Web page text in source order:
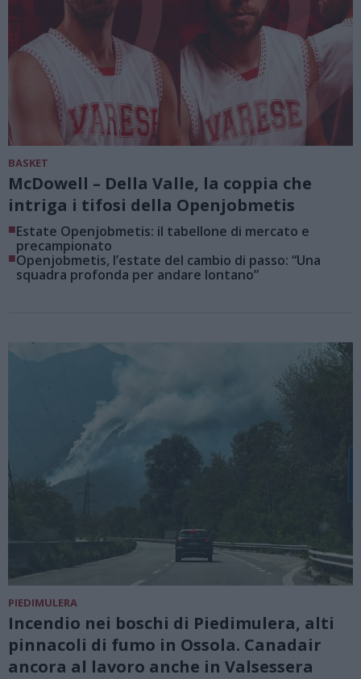
BASKET
McDowell – Della Valle, la coppia che
intriga i tifosi della Openjobmetis
■Estate Openjobmetis: il tabellone di mercato e
precampionato
■Openjobmetis, l’estate del cambio di passo: “Una
squadra profonda per andare lontano”
PIEDIMULERA
Incendio nei boschi di Piedimulera, alti
pinnacoli di fumo in Ossola. Canadair
ancora al lavoro anche in Valsessera